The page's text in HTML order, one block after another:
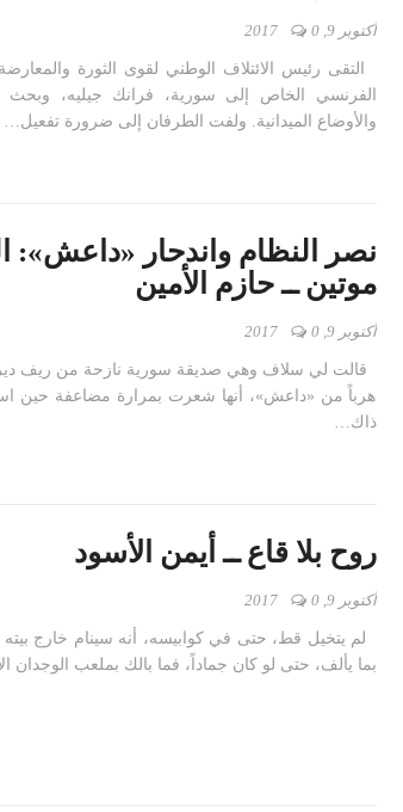
أكتوبر 9, 2017 0
التقى رئيس الائتلاف الوطني لقوى الثورة
الفرنسي الخاص إلى سورية، فرانك جيليه، وبحث
والأوضاع الميدانية. ولفت الطرفان إلى ضرورة تفعيل…
نصر النظام واندحار «داعش»:
موتين ــ حازم الأمين
أكتوبر 9, 2017 0
قالت لي سلاف وهي صديقة سورية نازحة من ريف دير
هرباً من «داعش»، أنها شعرت بمرارة مضاعفة حين
ذاك…
روح بلا قاع ــ أيمن الأسود
أكتوبر 9, 2017 0
لم يتخيل قط، حتى في كوابيسه، أنه سينام خارج بيته
بما يألف، حتى لو كان جماداً، فما بالك بملعب الوجدان